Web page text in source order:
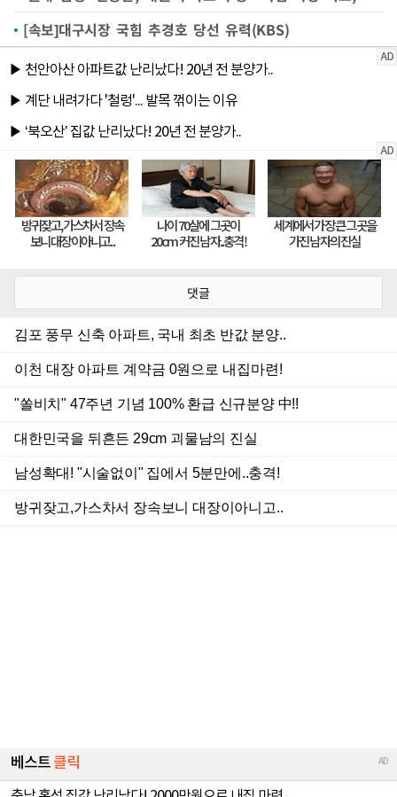
[속보]대구시장 국힘 추경호 당선 유력(KBS)
댓글